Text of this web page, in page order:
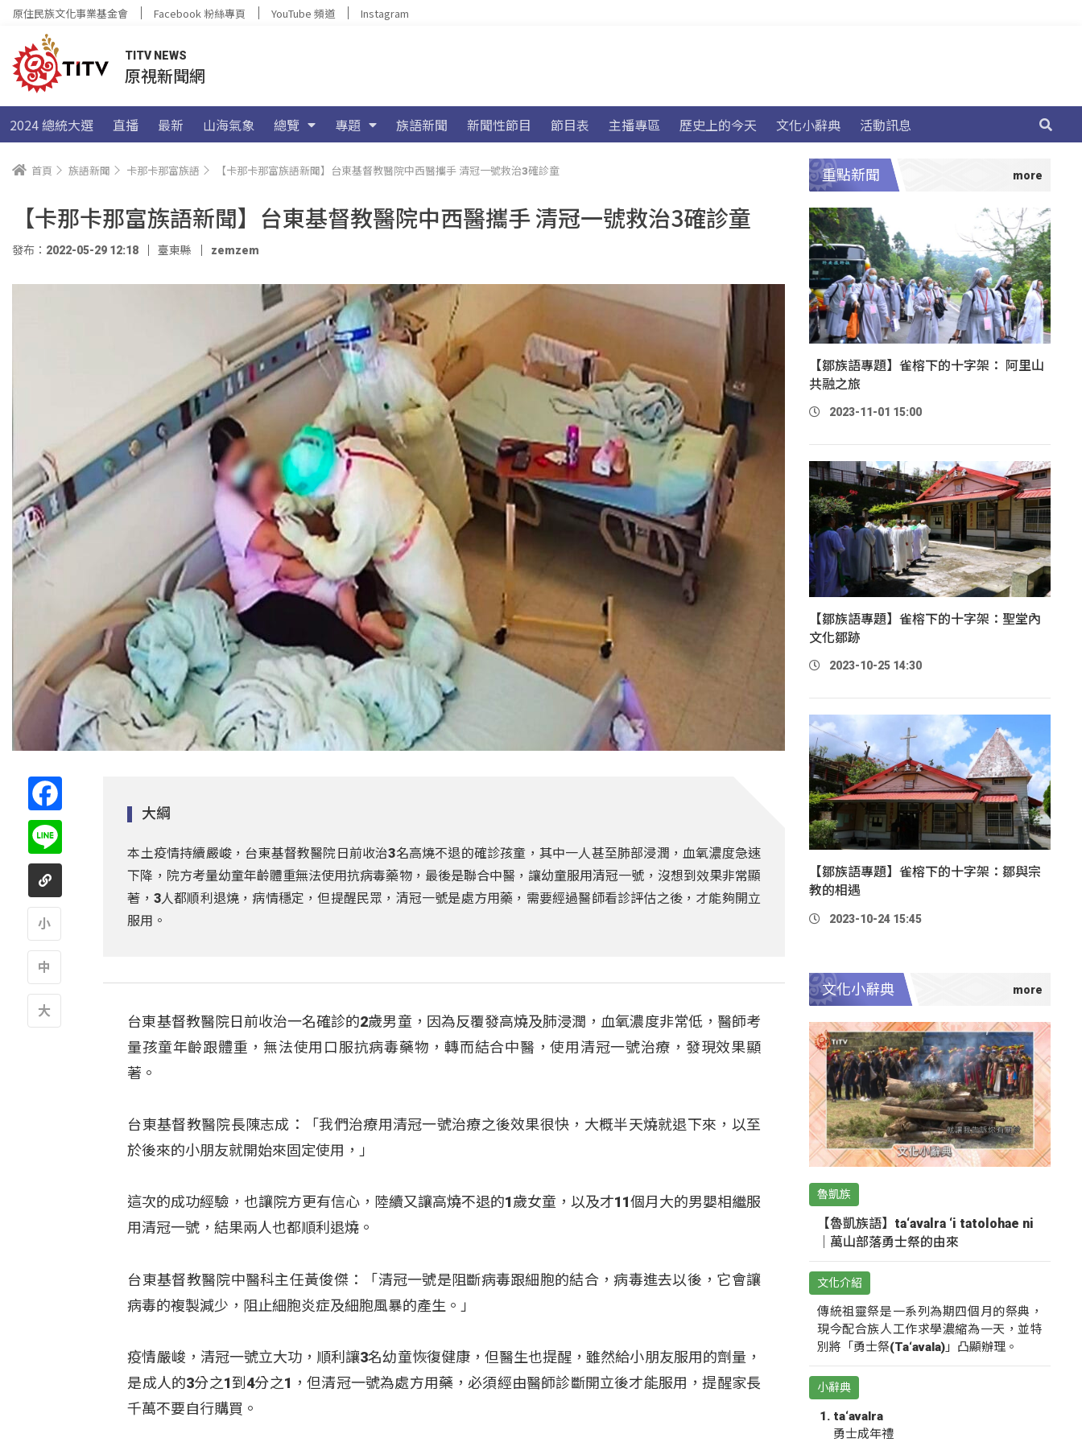
原住民族文化事業基金會 Facebook 粉絲專頁 YouTube 頻道 Instagram
TITV NEWS
原視新聞網
2024 總統大選 直播 最新 山海氣象 總覽 專題 族語新聞 新聞性節目 節目表 主播專區 歷史上的今天 文化小辭典 活動訊息
首頁 族語新聞 卡那卡那富族語 【卡那卡那富族語新聞】台東基督教醫院中西醫攜手 清冠一號救治3確診童
【卡那卡那富族語新聞】台東基督教醫院中西醫攜手 清冠一號救治3確診童
發布：2022-05-29 12:18 臺東縣 zemzem
大綱
本土疫情持續嚴峻，台東基督教醫院日前收治3名高燒不退的確診孩童，其中一人甚至肺部浸潤，血氧濃度急速
下降，院方考量幼童年齡體重無法使用抗病毒藥物，最後是聯合中醫，讓幼童服用清冠一號，沒想到效果非常顯
著，3人都順利退燒，病情穩定，但提醒民眾，清冠一號是處方用藥，需要經過醫師看診評估之後，才能夠開立
服用。
台東基督教醫院日前收治一名確診的2歲男童，因為反覆發高燒及肺浸潤，血氧濃度非常低，醫師考
量孩童年齡跟體重，無法使用口服抗病毒藥物，轉而結合中醫，使用清冠一號治療，發現效果顯
著。
台東基督教醫院長陳志成：「我們治療用清冠一號治療之後效果很快，大概半天燒就退下來，以至
於後來的小朋友就開始來固定使用，」
這次的成功經驗，也讓院方更有信心，陸續又讓高燒不退的1歲女童，以及才11個月大的男嬰相繼服
用清冠一號，結果兩人也都順利退燒。
台東基督教醫院中醫科主任黃俊傑：「清冠一號是阻斷病毒跟細胞的結合，病毒進去以後，它會讓
病毒的複製減少，阻止細胞炎症及細胞風暴的產生。」
疫情嚴峻，清冠一號立大功，順利讓3名幼童恢復健康，但醫生也提醒，雖然給小朋友服用的劑量，
是成人的3分之1到4分之1，但清冠一號為處方用藥，必須經由醫師診斷開立後才能服用，提醒家長
千萬不要自行購買。
重點新聞
【鄒族語專題】雀榕下的十字架： 阿里山
共融之旅
2023-11-01 15:00
【鄒族語專題】雀榕下的十字架：聖堂內
文化鄒跡
2023-10-25 14:30
【鄒族語專題】雀榕下的十字架：鄒與宗
教的相遇
2023-10-24 15:45
文化小辭典
魯凱族
【魯凱族語】ta‘avalra ‘i tatolohae ni
｜萬山部落勇士祭的由來
文化介紹
傳統祖靈祭是一系列為期四個月的祭典，
現今配合族人工作求學濃縮為一天，並特
別將「勇士祭(Ta‘avala)」凸顯辦理。
小辭典
ta‘avalra
勇士成年禮